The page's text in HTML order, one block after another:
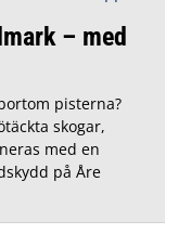
– med
pisterna?
skogar,
med en
på Åre